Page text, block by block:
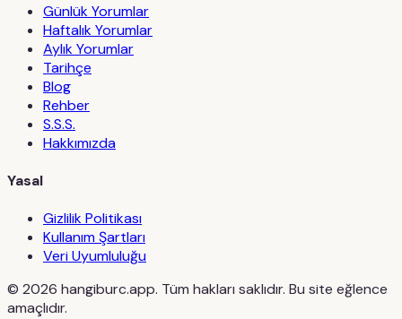
Günlük Yorumlar
Haftalık Yorumlar
Aylık Yorumlar
Tarihçe
Blog
Rehber
S.S.S.
Hakkımızda
Yasal
Gizlilik Politikası
Kullanım Şartları
Veri Uyumluluğu
© 2026 hangiburc.app. Tüm hakları saklıdır. Bu site eğlence
amaçlıdır.